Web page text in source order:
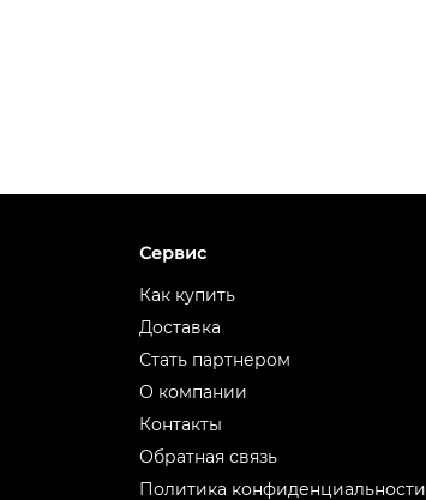
Сервис
Как купить
Доставка
Стать партнером
О компании
Контакты
Обратная связь
Политика конфиденциальности